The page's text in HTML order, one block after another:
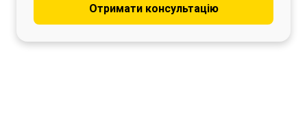
Отримати консультацію